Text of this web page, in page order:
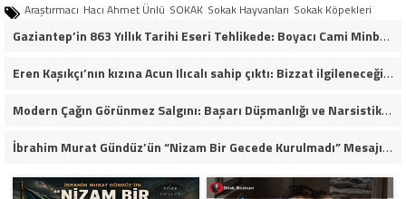
Araştırmacı Hacı Ahmet Ünlü SOKAK Sokak Hayvanları Sokak Köpekleri
Gaziantep’in 863 Yıllık Tarihi Eseri Tehlikede: Boyacı Cami Minberi İçin “Restorasyon Durdurulsun” Çağrısı!
Eren Kaşıkçı’nın kızına Acun Ilıcalı sahip çıktı: Bizzat ilgileneceğim
Modern Çağın Görünmez Salgını: Başarı Düşmanlığı ve Narsistik Yükseliş
İbrahim Murat Gündüz’ün “Nizam Bir Gecede Kurulmadı” Mesajı Sosyal Medyada Geniş Yankı Uyandırdı